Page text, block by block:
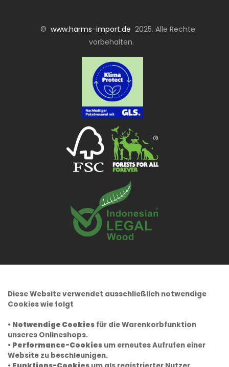
© www.harms-import.de 2025. Alle Rechte
vorbehalten.
Diese Website verwendet ausschließlich notwendige
Cookies wie folgt
• Notwendige Cookies für die Warenkorbfunktion
unseres Onlineshops.
• Performance-Cookies um erneutes Aufrufen einer
Website zu beschleunigen.